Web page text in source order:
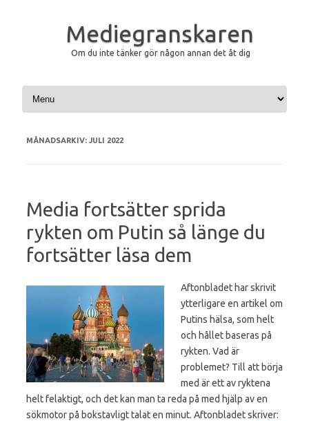
Mediegranskaren
Om du inte tänker gör någon annan det åt dig
Hoppa till innehåll
MÅNADSARKIV: JULI 2022
Media fortsätter sprida
rykten om Putin så länge du
fortsätter läsa dem
Aftonbladet har skrivit
ytterligare en artikel om
Putins hälsa, som helt
och hållet baseras på
rykten. Vad är
problemet? Till att börja
med är ett av ryktena
helt felaktigt, och det kan man ta reda på med hjälp av en
sökmotor på bokstavligt talat en minut. Aftonbladet skriver: